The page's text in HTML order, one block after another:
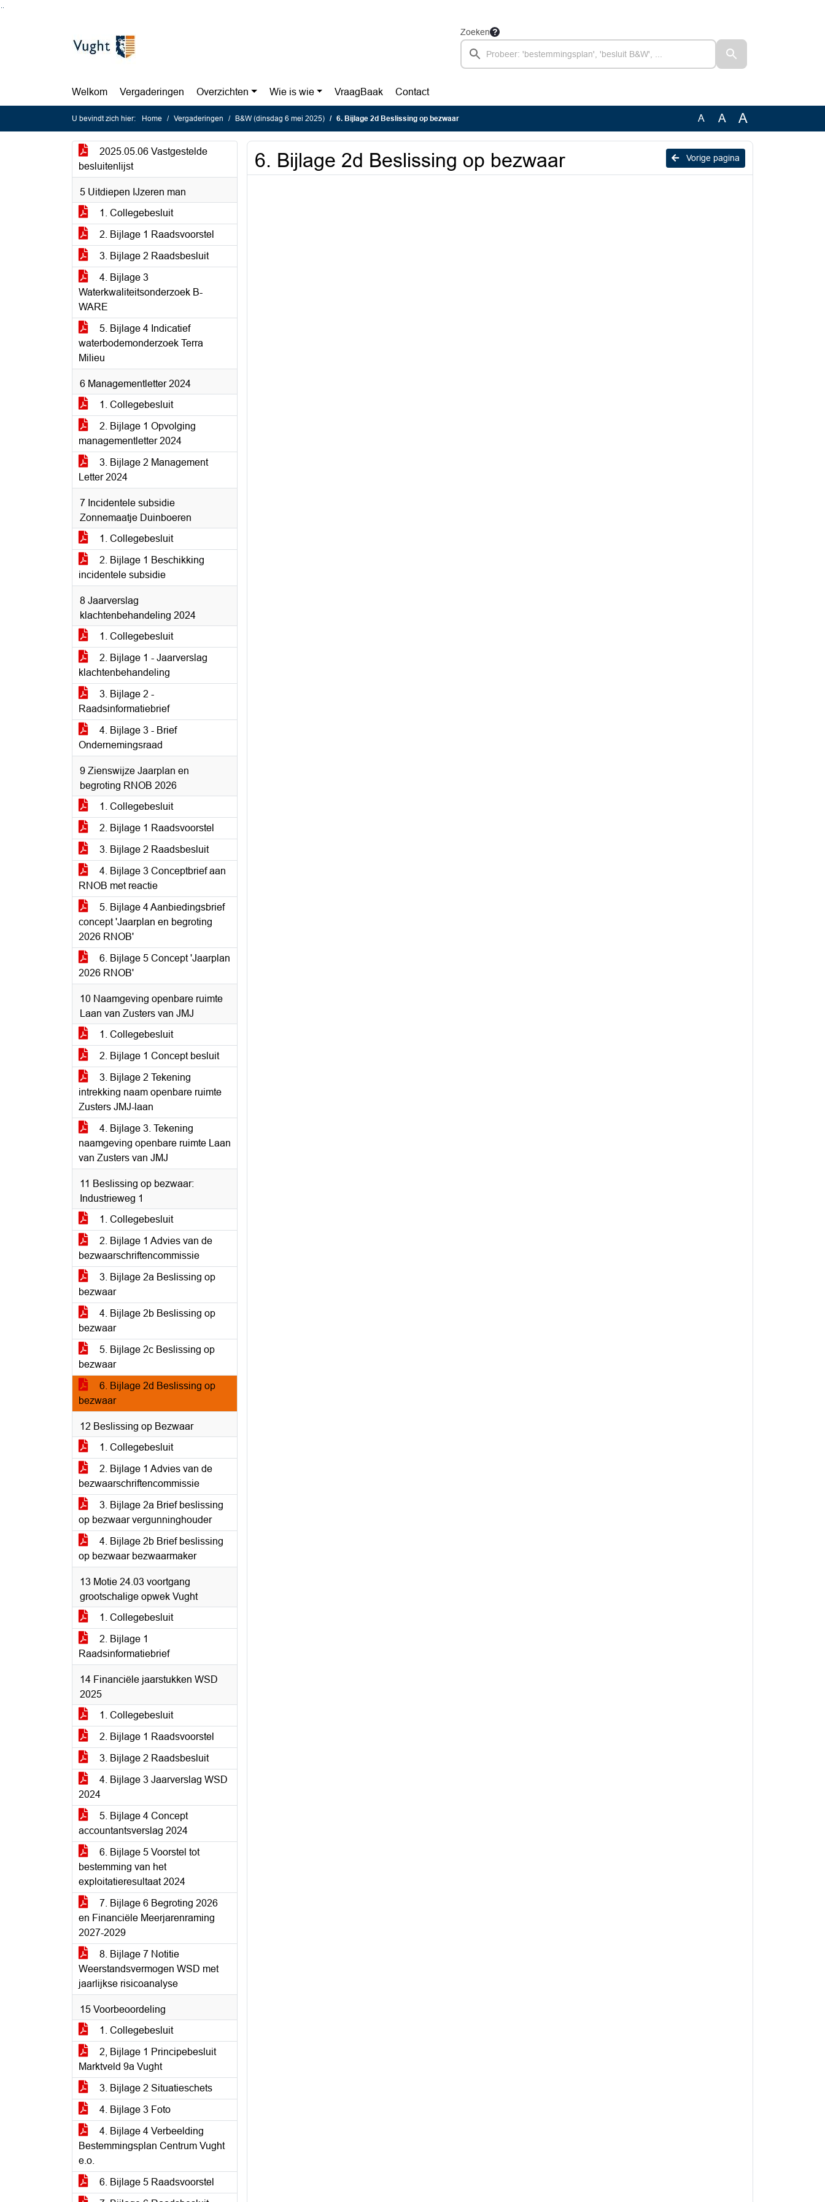
Zoeken
Welkom Vergaderingen Overzichten Wie is wie VraagBaak Contact
U bevindt zich hier: Home Vergaderingen B&W (dinsdag 6 mei 2025) 6. Bijlage 2d Beslissing op bezwaar A A A
2025.05.06 Vastgestelde
besluitenlijst
5 Uitdiepen IJzeren man
1. Collegebesluit
2. Bijlage 1 Raadsvoorstel
3. Bijlage 2 Raadsbesluit
4. Bijlage 3
Waterkwaliteitsonderzoek B-
WARE
5. Bijlage 4 Indicatief
waterbodemonderzoek Terra
Milieu
6 Managementletter 2024
1. Collegebesluit
2. Bijlage 1 Opvolging
managementletter 2024
3. Bijlage 2 Management
Letter 2024
7 Incidentele subsidie
Zonnemaatje Duinboeren
1. Collegebesluit
2. Bijlage 1 Beschikking
incidentele subsidie
8 Jaarverslag
klachtenbehandeling 2024
1. Collegebesluit
2. Bijlage 1 - Jaarverslag
klachtenbehandeling
3. Bijlage 2 -
Raadsinformatiebrief
4. Bijlage 3 - Brief
Ondernemingsraad
9 Zienswijze Jaarplan en
begroting RNOB 2026
1. Collegebesluit
2. Bijlage 1 Raadsvoorstel
3. Bijlage 2 Raadsbesluit
4. Bijlage 3 Conceptbrief aan
RNOB met reactie
5. Bijlage 4 Aanbiedingsbrief
concept 'Jaarplan en begroting
2026 RNOB'
6. Bijlage 5 Concept 'Jaarplan
2026 RNOB'
10 Naamgeving openbare ruimte
Laan van Zusters van JMJ
1. Collegebesluit
2. Bijlage 1 Concept besluit
3. Bijlage 2 Tekening
intrekking naam openbare ruimte
Zusters JMJ-laan
4. Bijlage 3. Tekening
naamgeving openbare ruimte Laan
van Zusters van JMJ
11 Beslissing op bezwaar:
Industrieweg 1
1. Collegebesluit
2. Bijlage 1 Advies van de
bezwaarschriftencommissie
3. Bijlage 2a Beslissing op
bezwaar
4. Bijlage 2b Beslissing op
bezwaar
5. Bijlage 2c Beslissing op
bezwaar
6. Bijlage 2d Beslissing op
bezwaar
12 Beslissing op Bezwaar
1. Collegebesluit
2. Bijlage 1 Advies van de
bezwaarschriftencommissie
3. Bijlage 2a Brief beslissing
op bezwaar vergunninghouder
4. Bijlage 2b Brief beslissing
op bezwaar bezwaarmaker
13 Motie 24.03 voortgang
grootschalige opwek Vught
1. Collegebesluit
2. Bijlage 1
Raadsinformatiebrief
14 Financiële jaarstukken WSD
2025
1. Collegebesluit
2. Bijlage 1 Raadsvoorstel
3. Bijlage 2 Raadsbesluit
4. Bijlage 3 Jaarverslag WSD
2024
5. Bijlage 4 Concept
accountantsverslag 2024
6. Bijlage 5 Voorstel tot
bestemming van het
exploitatieresultaat 2024
7. Bijlage 6 Begroting 2026
en Financiële Meerjarenraming
2027-2029
8. Bijlage 7 Notitie
Weerstandsvermogen WSD met
jaarlijkse risicoanalyse
15 Voorbeoordeling
1. Collegebesluit
2, Bijlage 1 Principebesluit
Marktveld 9a Vught
3. Bijlage 2 Situatieschets
4. Bijlage 3 Foto
4. Bijlage 4 Verbeelding
Bestemmingsplan Centrum Vught
e.o.
6. Bijlage 5 Raadsvoorstel
Vorige pagina
6. Bijlage 2d Beslissing op bezwaar